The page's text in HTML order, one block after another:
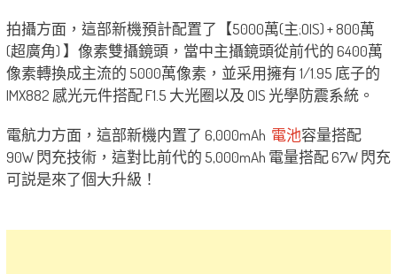
拍攝方面，這部新機預計配置了【5000萬(主;OIS) + 800萬
(超廣角) 】像素雙攝鏡頭，當中主攝鏡頭從前代的 6400萬
像素轉換成主流的 5000萬像素，並采用擁有 1/1.95 底子的
IMX882 感光元件搭配 F1.5 大光圈以及 OIS 光學防震系統。
電航力方面，這部新機内置了 6,000mAh 電池容量搭配
90W 閃充技術，這對比前代的 5,000mAh 電量搭配 67W 閃充
可説是來了個大升級！